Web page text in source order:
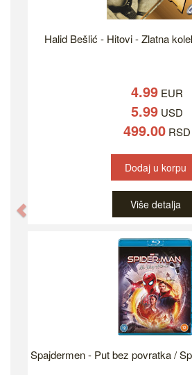
Halid Bešlić - Hitovi - Zlatna
4.99 EUR
5.99 USD
499.00 RSD
Dodaj u korpu
Više detalja
Spajdermen - Put bez povratka /